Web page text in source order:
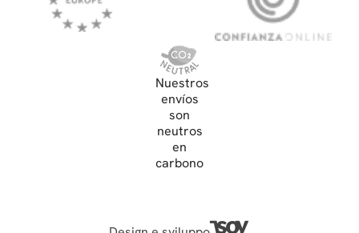
Nuestros
envíos
son
neutros
en
carbono